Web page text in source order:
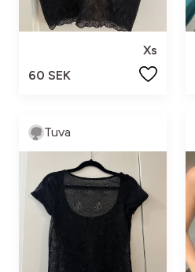
Xs
60 SEK
Tuva